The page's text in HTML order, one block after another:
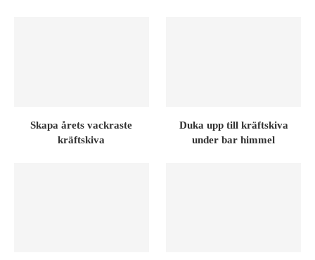
Skapa årets vackraste
kräftskiva
Duka upp till kräftskiva
under bar himmel